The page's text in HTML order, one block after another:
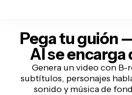
Pega tu guión
AI se encarga
Genera un video con B-
subtítulos, personajes
sonido y música de